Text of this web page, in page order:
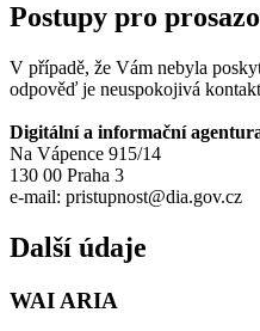
Postupy pro
V případě, že Vám nebyla
odpověď je neuspokojivá
Digitální a informační
Na Vápence 915/14
130 00 Praha 3
e-mail: pristupnost@dia.gov.cz
Další údaje
WAI ARIA